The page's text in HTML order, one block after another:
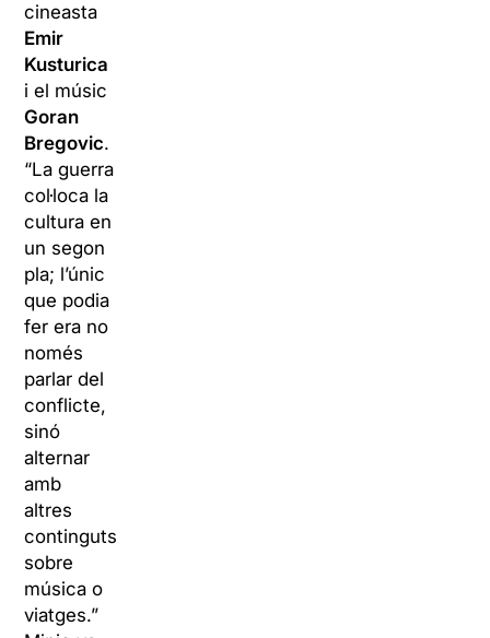
cineasta
Emir
Kusturica
i el músic
Goran
Bregovic.
“La guerra
col·loca la
cultura en
un segon
pla; l’únic
que podia
fer era no
només
parlar del
conflicte,
sinó
alternar
amb
altres
continguts
sobre
música o
viatges.”